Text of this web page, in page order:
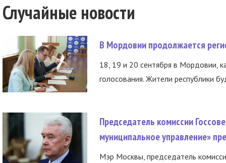
Случайные новости
В Мордовии продолжается
18, 19 и 20 сентября в Мордовии,
голосования. Жители республики
Председатель комиссии
муниципальное управление»
Мэр Москвы, председатель